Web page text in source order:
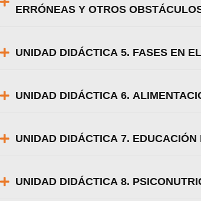
ERRÓNEAS Y OTROS
UNIDAD DIDÁCTICA 5. FASES EN
UNIDAD DIDÁCTICA 6.
UNIDAD DIDÁCTICA 7. EDUCACIÓN
UNIDAD DIDÁCTICA 8.